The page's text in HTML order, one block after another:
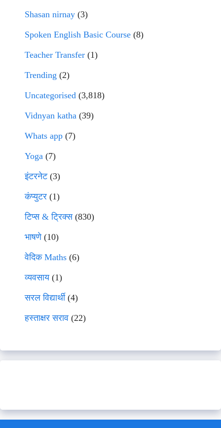
Shasan nirnay (3)
Spoken English Basic Course (8)
Teacher Transfer (1)
Trending (2)
Uncategorised (3,818)
Vidnyan katha (39)
Whats app (7)
Yoga (7)
इंटरनेट(3)
कंप्युटर (1)
टिप्स & ट्रिक्स(830)
भाषणे(10)
वेदिक Maths (6)
व्यवसाय(1)
सरल विद्यार्थी(4)
हस्ताक्षर सराव (22)